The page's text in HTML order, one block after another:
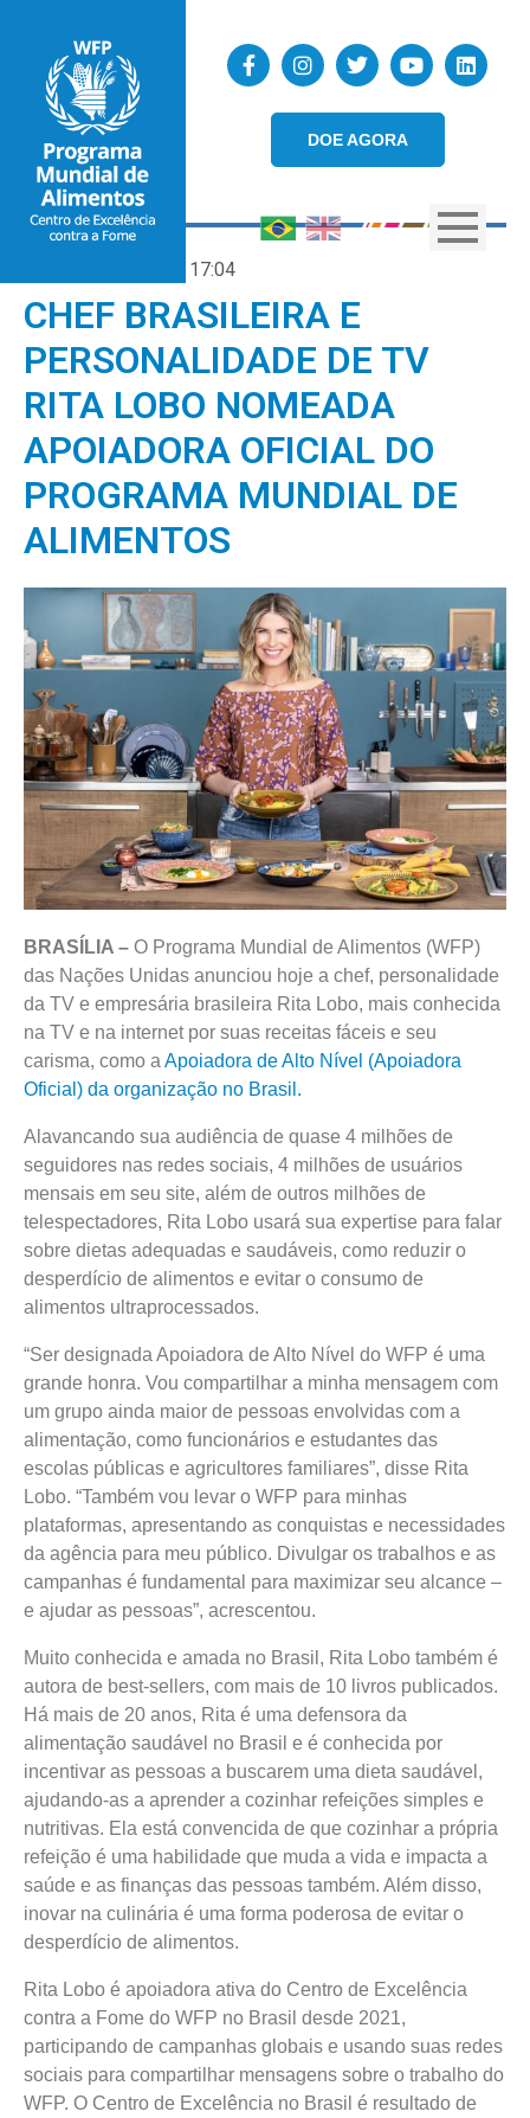
DOE AGORA
17:04
CHEF BRASILEIRA E
PERSONALIDADE DE TV
RITA LOBO NOMEADA
APOIADORA OFICIAL DO
PROGRAMA MUNDIAL DE
ALIMENTOS
BRASÍLIA – O Programa Mundial de Alimentos (WFP)
das Nações Unidas anunciou hoje a chef, personalidade
da TV e empresária brasileira Rita Lobo, mais conhecida
na TV e na internet por suas receitas fáceis e seu
carisma, como a Apoiadora de Alto Nível (Apoiadora
Oficial) da organização no Brasil.
Alavancando sua audiência de quase 4 milhões de
seguidores nas redes sociais, 4 milhões de usuários
mensais em seu site, além de outros milhões de
telespectadores, Rita Lobo usará sua expertise para falar
sobre dietas adequadas e saudáveis, como reduzir o
desperdício de alimentos e evitar o consumo de
alimentos ultraprocessados.
“Ser designada Apoiadora de Alto Nível do WFP é uma
grande honra. Vou compartilhar a minha mensagem com
um grupo ainda maior de pessoas envolvidas com a
alimentação, como funcionários e estudantes das
escolas públicas e agricultores familiares”, disse Rita
Lobo. “Também vou levar o WFP para minhas
plataformas, apresentando as conquistas e necessidades
da agência para meu público. Divulgar os trabalhos e as
campanhas é fundamental para maximizar seu alcance –
e ajudar as pessoas”, acrescentou.
Muito conhecida e amada no Brasil, Rita Lobo também é
autora de best-sellers, com mais de 10 livros publicados.
Há mais de 20 anos, Rita é uma defensora da
alimentação saudável no Brasil e é conhecida por
incentivar as pessoas a buscarem uma dieta saudável,
ajudando-as a aprender a cozinhar refeições simples e
nutritivas. Ela está convencida de que cozinhar a própria
refeição é uma habilidade que muda a vida e impacta a
saúde e as finanças das pessoas também. Além disso,
inovar na culinária é uma forma poderosa de evitar o
desperdício de alimentos.
Rita Lobo é apoiadora ativa do Centro de Excelência
contra a Fome do WFP no Brasil desde 2021,
participando de campanhas globais e usando suas redes
sociais para compartilhar mensagens sobre o trabalho do
WFP. O Centro de Excelência no Brasil é resultado de